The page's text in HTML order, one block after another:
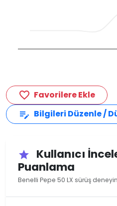
favorite_border Favorilere Ekle
edit_note Bilgileri Düzenle /
star
Kullanıcı
Puanlama
Benelli Pepe 50 LX sürüş